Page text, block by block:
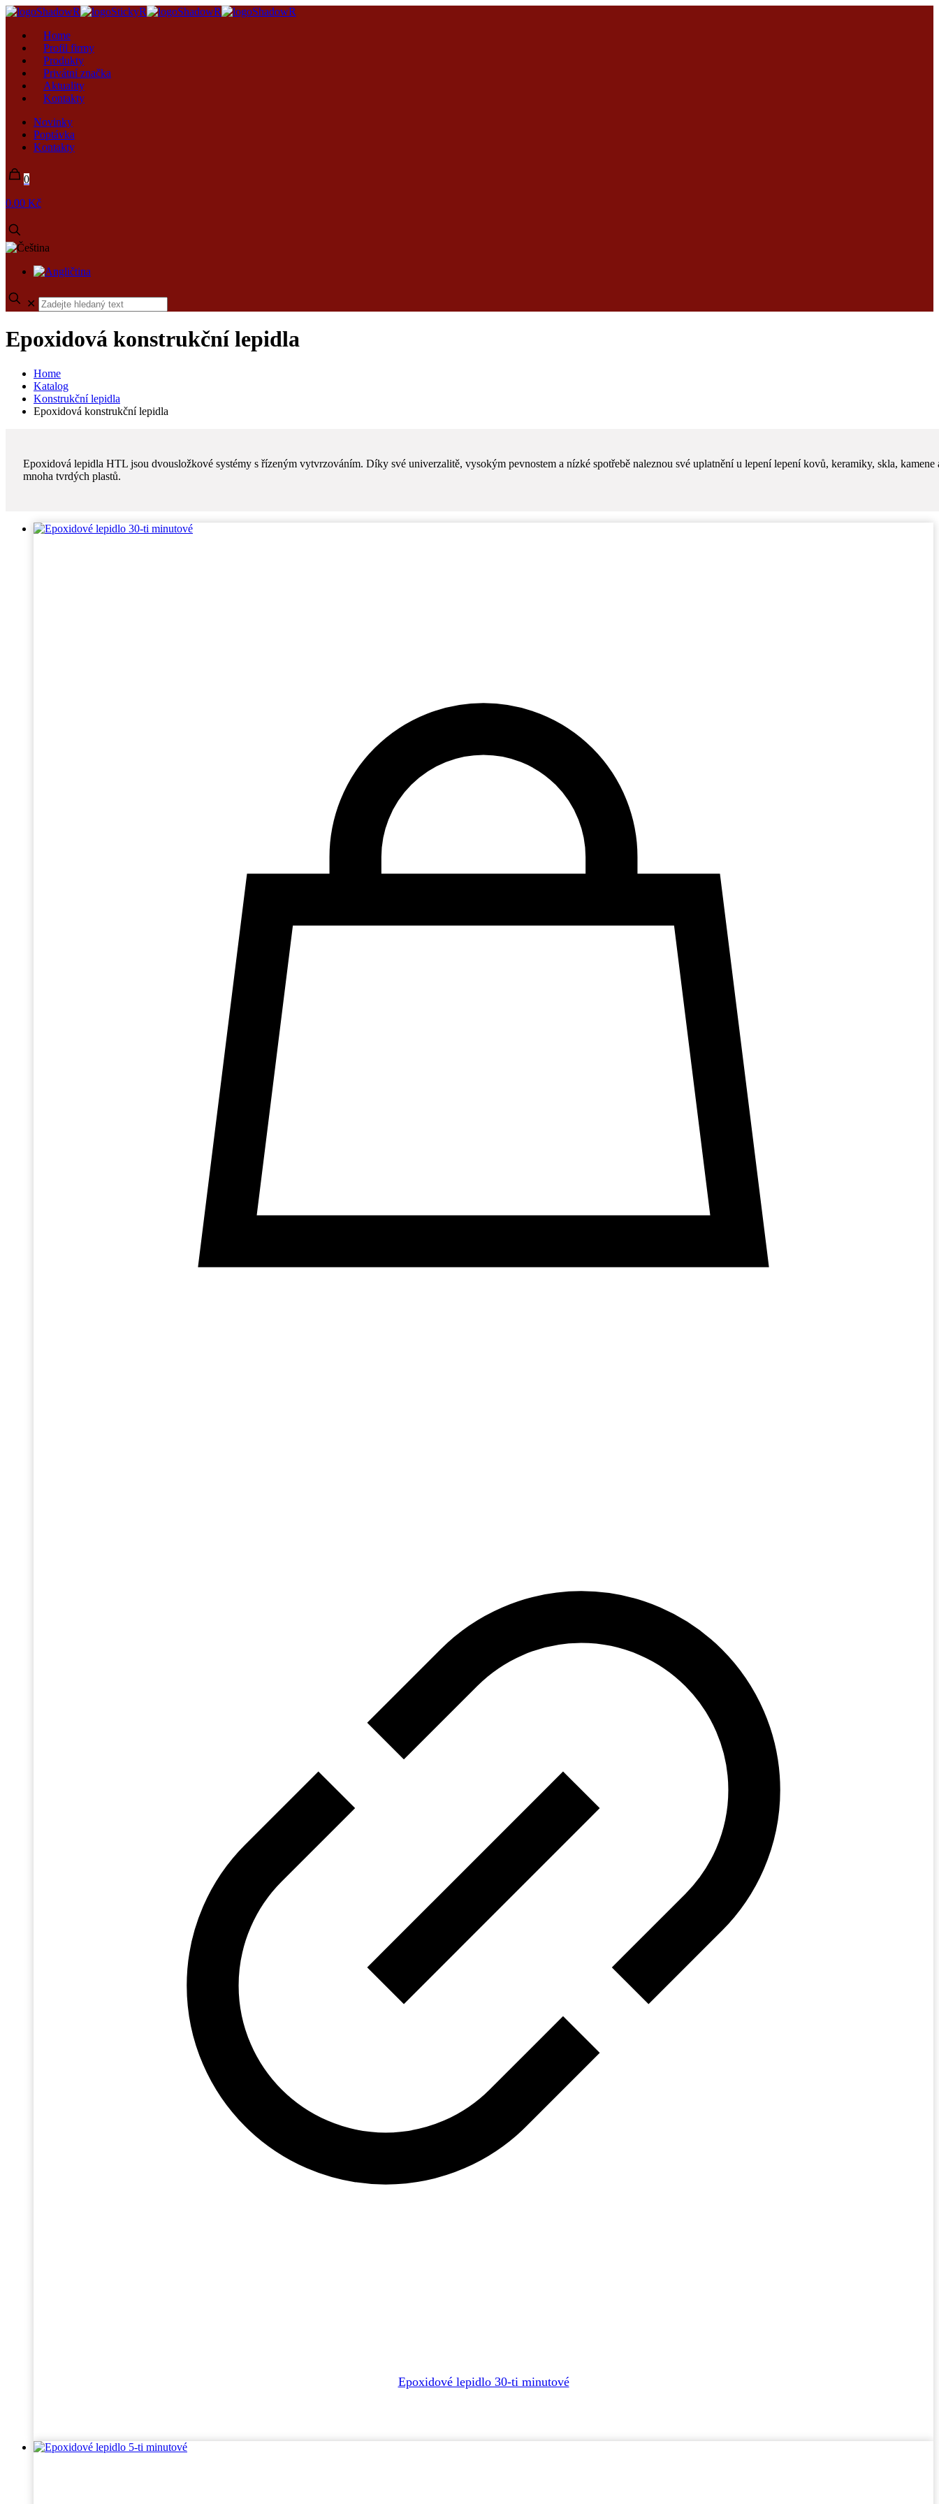
Home
Profil firmy
Produkty
Privátní značka
Aktuality
Kontakty
Novinky
Poptávka
Kontakty
0
0.00 Kč
✕
Epoxidová konstrukční lepidla
Home
Katalog
Konstrukční lepidla
Epoxidová konstrukční lepidla
Epoxidová lepidla HTL jsou dvousložkové systémy s řízeným vytvrzováním. Díky své univerzalitě, vysokým pevnostem a nízké spotřebě naleznou své uplatnění u lepení lepení kovů, keramiky, skla, kamene
mnoha tvrdých plastů.
Epoxidové lepidlo 30-ti minutové